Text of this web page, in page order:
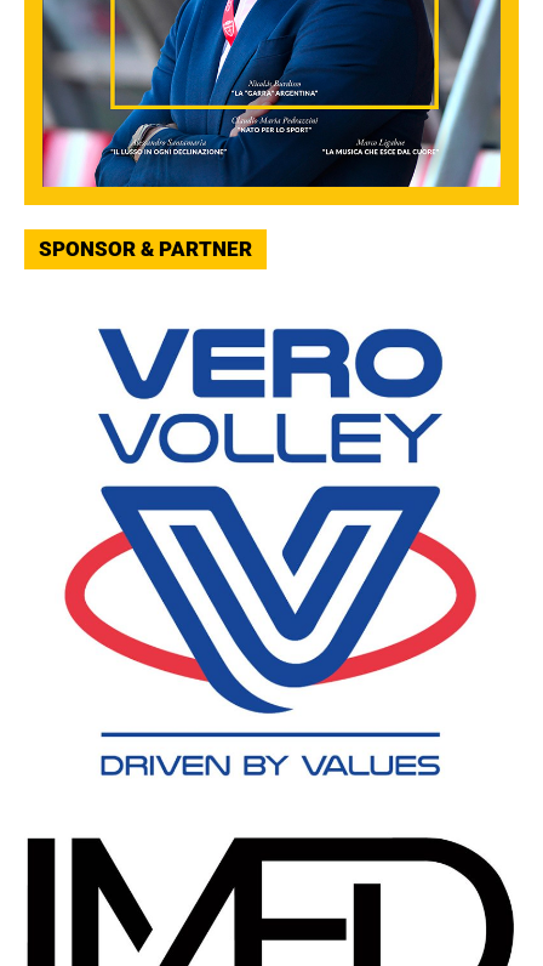
SPONSOR & PARTNER